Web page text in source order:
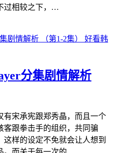
过相较之下，…
好看韩
分集剧情解析
有宋承宪跟郑秀晶，而且一个
客跟拳击手的组织，共同骗
样的设定不免就会让人想到